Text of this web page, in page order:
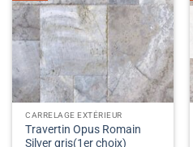
CARRELAGE EXTÉRIEUR
Travertin Opus Romain
Silver gris(1er choix)